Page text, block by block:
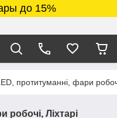
до 15%
протитуманні, фари
Ліхтарі